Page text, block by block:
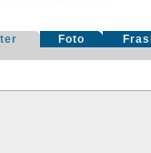
Foto